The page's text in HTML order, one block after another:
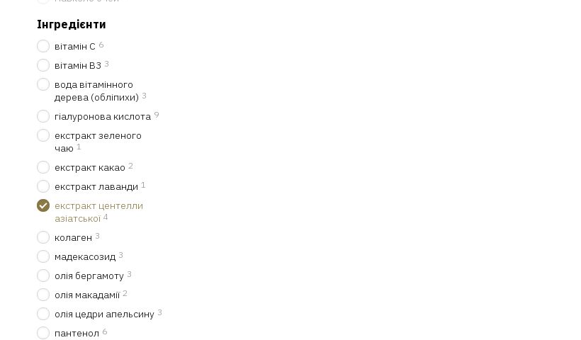
Інгредієнти
вітамін С 6
вітамін B3 3
вода вітамінного
дерева (обліпихи) 3
гіалуронова кислота 9
екстракт зеленого
чаю 1
екстракт какао 2
екстракт лаванди 1
екстракт центелли
азіатської 4
колаген 3
мадекасозид 3
олія бергамоту 3
олія макадамії 2
олія цедри апельсину 3
пантенол 6